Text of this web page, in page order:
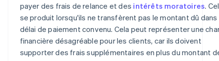
payer des frais de relance et des intérêts moratoires.
se produit lorsqu'ils ne transfèrent pas le montant dû dans
délai de paiement convenu. Cela peut représenter une
financière désagréable pour les clients, car ils doivent
supporter des frais supplémentaires en plus du montant